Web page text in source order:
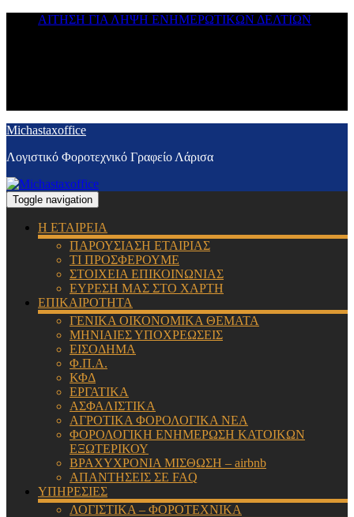
ΑΙΤΗΣΗ ΓΙΑ ΛΗΨΗ ΕΝΗΜΕΡΩΤΙΚΩΝ ΔΕΛΤΙΩΝ
Michastaxoffice
Λογιστικό Φοροτεχνικό Γραφείο Λάρισα
Toggle navigation
Η ΕΤΑΙΡΕΙΑ
ΠΑΡΟΥΣΙΑΣΗ ΕΤΑΙΡΙΑΣ
ΤΙ ΠΡΟΣΦΕΡΟΥΜΕ
ΣΤΟΙΧΕΙΑ ΕΠΙΚΟΙΝΩΝΙΑΣ
ΕΥΡΕΣΗ ΜΑΣ ΣΤΟ ΧΑΡΤΗ
ΕΠΙΚΑΙΡΟΤΗΤΑ
ΓΕΝΙΚΑ ΟΙΚΟΝΟΜΙΚΑ ΘΕΜΑΤΑ
ΜΗΝΙΑΙΕΣ ΥΠΟΧΡΕΩΣΕΙΣ
ΕΙΣΟΔΗΜΑ
Φ.Π.Α.
ΚΦΔ
ΕΡΓΑΤΙΚΑ
ΑΣΦΑΛΙΣΤΙΚΑ
ΑΓΡΟΤΙΚΑ ΦΟΡΟΛΟΓΙΚΑ ΝΕΑ
ΦΟΡΟΛΟΓΙΚΗ ΕΝΗΜΕΡΩΣΗ ΚΑΤΟΙΚΩΝ
ΕΞΩΤΕΡΙΚΟΥ
ΒΡΑΧΥΧΡΟΝΙΑ ΜΙΣΘΩΣΗ – airbnb
ΑΠΑΝΤΗΣΕΙΣ ΣΕ FAQ
ΥΠΗΡΕΣΙΕΣ
ΛΟΓΙΣΤΙΚΑ – ΦΟΡΟΤΕΧΝΙΚΑ